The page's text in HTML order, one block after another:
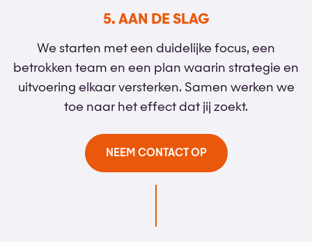
5. AAN DE SLAG
We starten met een duidelijke focus, een
betrokken team en een plan waarin strategie en
uitvoering elkaar versterken. Samen werken we
toe naar het effect dat jij zoekt.
NEEM CONTACT OP